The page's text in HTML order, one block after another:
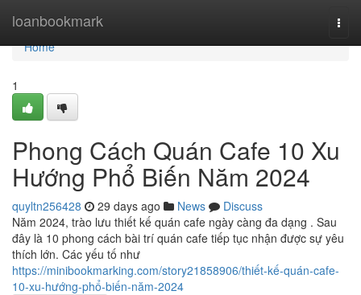
loanbookmark
Home
Home
1
Phong Cách Quán Cafe 10 Xu
Hướng Phổ Biến Năm 2024
quyltn256428 29 days ago News
Discuss
Năm 2024, trào lưu thiết kế quán cafe ngày càng đa dạng . Sau
đây là 10 phong cách bài trí quán cafe tiếp tục nhận được sự yêu
thích lớn. Các yếu tố như
https://minibookmarking.com/story21858906/thiết-kế-quán-cafe-
10-xu-hướng-phổ-biến-năm-2024